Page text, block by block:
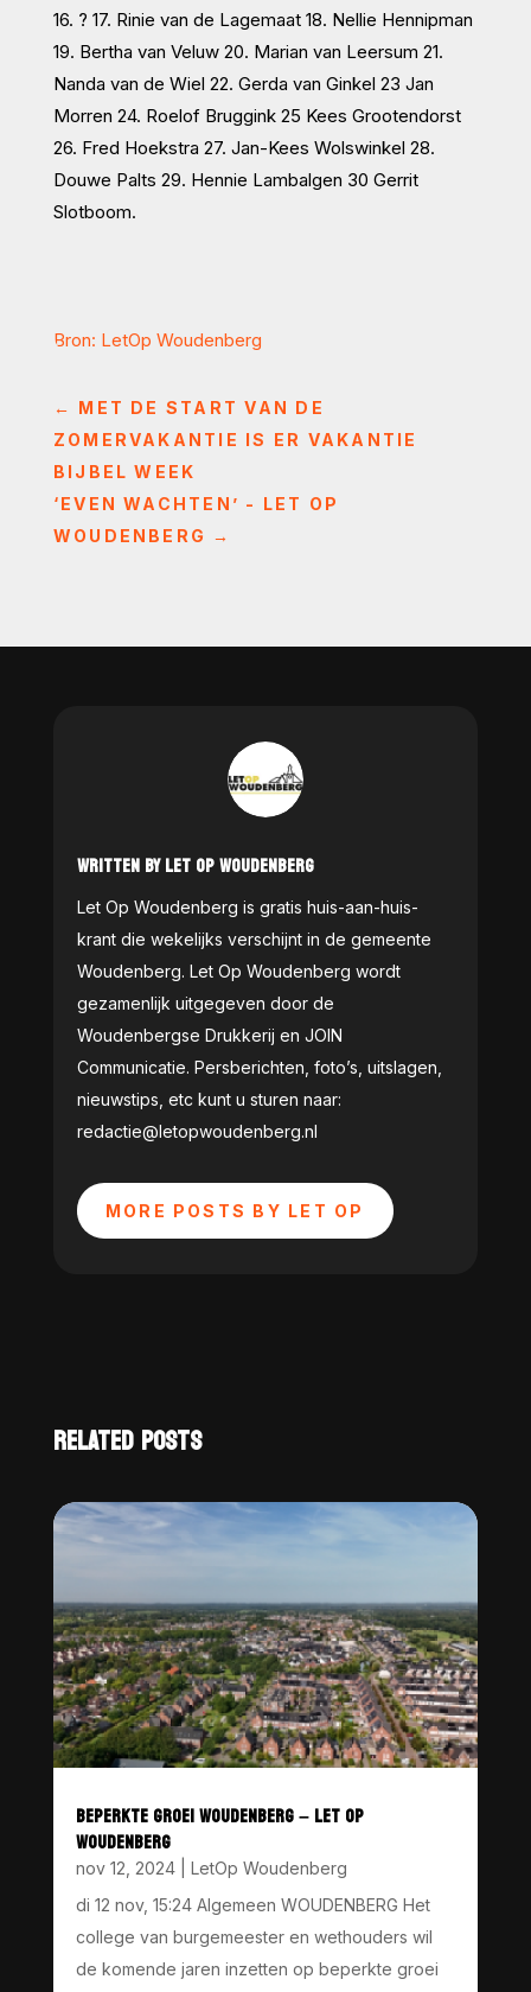
16. ? 17. Rinie van de Lagemaat 18. Nellie Hennipman
19. Bertha van Veluw 20. Marian van Leersum 21.
Nanda van de Wiel 22. Gerda van Ginkel 23 Jan
Morren 24. Roelof Bruggink 25 Kees Grootendorst
26. Fred Hoekstra 27. Jan-Kees Wolswinkel 28.
Douwe Palts 29. Hennie Lambalgen 30 Gerrit
Slotboom.
Bron: LetOp Woudenberg
← MET DE START VAN DE
ZOMERVAKANTIE IS ER VAKANTIE
BIJBEL WEEK
‘EVEN WACHTEN’ - LET OP
WOUDENBERG →
WRITTEN BY LET OP WOUDENBERG
Let Op Woudenberg is gratis huis-aan-huis-
krant die wekelijks verschijnt in de gemeente
Woudenberg. Let Op Woudenberg wordt
gezamenlijk uitgegeven door de
Woudenbergse Drukkerij en JOIN
Communicatie. Persberichten, foto’s, uitslagen,
nieuwstips, etc kunt u sturen naar:
redactie@letopwoudenberg.nl
MORE POSTS BY LET OP
RELATED POSTS
BEPERKTE GROEI WOUDENBERG – LET OP
WOUDENBERG
nov 12, 2024| LetOp Woudenberg
di 12 nov, 15:24 Algemeen WOUDENBERG Het
college van burgemeester en wethouders wil
de komende jaren inzetten op beperkte groei